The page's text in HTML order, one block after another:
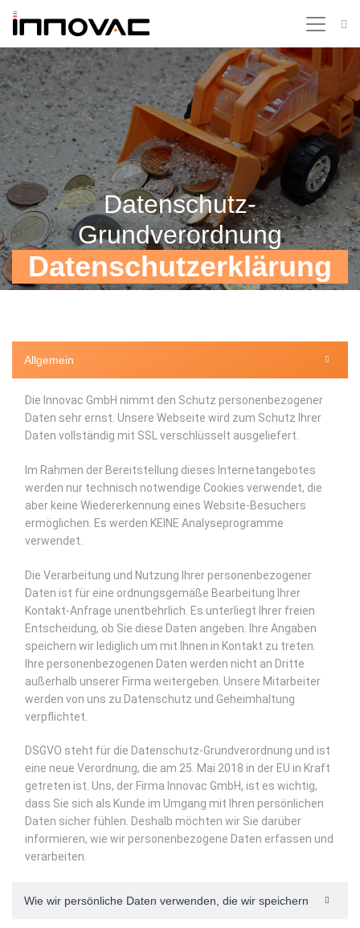
Datenschutz-
Grundverordnung
Datenschutzerklärung
Allgemein
Die Innovac GmbH nimmt den Schutz personenbezogener
Daten sehr ernst. Unsere Webseite wird zum Schutz Ihrer
Daten vollständig mit SSL verschlüsselt ausgeliefert.
Im Rahmen der Bereitstellung dieses Internetangebotes
werden nur technisch notwendige Cookies verwendet, die
aber keine Wiedererkennung eines Website-Besuchers
ermöglichen. Es werden KEINE Analyseprogramme
verwendet.
Die Verarbeitung und Nutzung Ihrer personenbezogener
Daten ist für eine ordnungsgemäße Bearbeitung Ihrer
Kontakt-Anfrage unentbehrlich. Es unterliegt Ihrer freien
Entscheidung, ob Sie diese Daten angeben. Ihre Angaben
speichern wir lediglich um mit Ihnen in Kontakt zu treten.
Ihre personenbezogenen Daten werden nicht an Dritte
außerhalb unserer Firma weitergeben. Unsere Mitarbeiter
werden von uns zu Datenschutz und Geheimhaltung
verpflichtet.
DSGVO steht für die Datenschutz-Grundverordnung und ist
eine neue Verordnung, die am 25. Mai 2018 in der EU in Kraft
getreten ist. Uns, der Firma Innovac GmbH, ist es wichtig,
dass Sie sich als Kunde im Umgang mit Ihren persönlichen
Daten sicher fühlen. Deshalb möchten wir Sie darüber
informieren, wie wir personenbezogene Daten erfassen und
verarbeiten.
Wie wir persönliche Daten verwenden, die wir speichern